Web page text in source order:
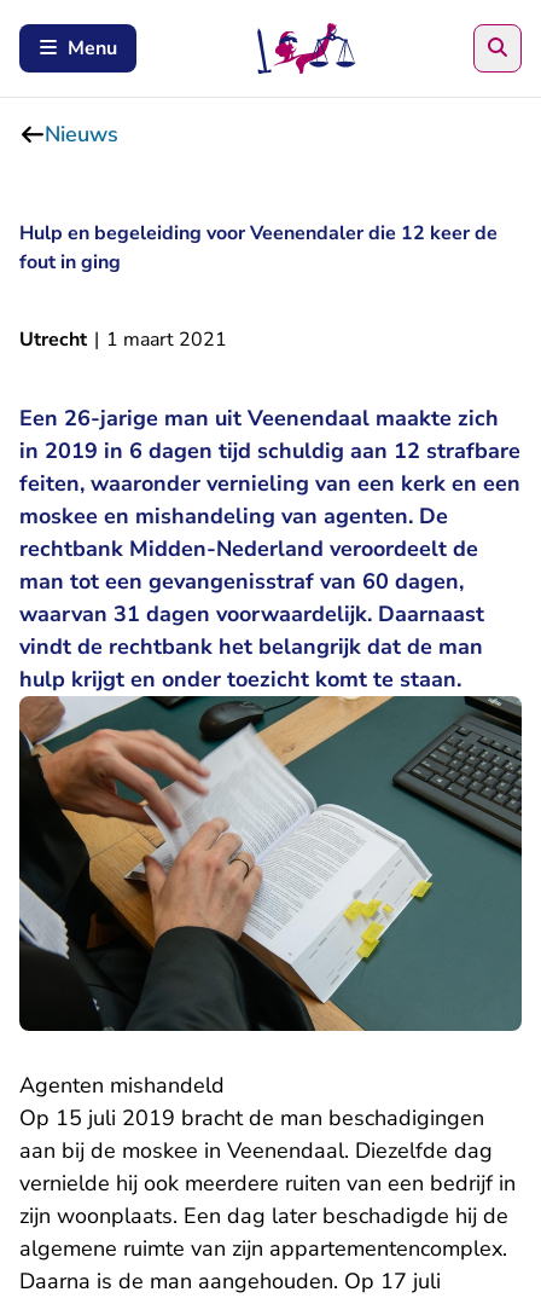
Menu
Nieuws
Hulp en begeleiding voor Veenendaler die 12 keer de
fout in ging
Utrecht | 1 maart 2021
Een 26-jarige man uit Veenendaal maakte zich
in 2019 in 6 dagen tijd schuldig aan 12 strafbare
feiten, waaronder vernieling van een kerk en een
moskee en mishandeling van agenten. De
rechtbank Midden-Nederland veroordeelt de
man tot een gevangenisstraf van 60 dagen,
waarvan 31 dagen voorwaardelijk. Daarnaast
vindt de rechtbank het belangrijk dat de man
hulp krijgt en onder toezicht komt te staan.
Agenten mishandeld
Op 15 juli 2019 bracht de man beschadigingen
aan bij de moskee in Veenendaal. Diezelfde dag
vernielde hij ook meerdere ruiten van een bedrijf in
zijn woonplaats. Een dag later beschadigde hij de
algemene ruimte van zijn appartementencomplex.
Daarna is de man aangehouden. Op 17 juli